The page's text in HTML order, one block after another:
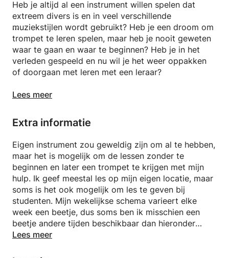
Heb je altijd al een instrument willen spelen dat
extreem divers is en in veel verschillende
muziekstijlen wordt gebruikt? Heb je een droom om
trompet te leren spelen, maar heb je nooit geweten
waar te gaan en waar te beginnen? Heb je in het
verleden gespeeld en nu wil je het weer oppakken
of doorgaan met leren met een leraar?
Uw situatie kan hierboven worden beschreven of
hoogwaardige, studentgerichte trompetlessen met
jarenlange onderwijservaring. Mijn doel is om je te
helpen je doelen te bereiken met alles wat je met
het instrument wilt leren, en je ook uitrusten met
goede instrumenttechniek en algemene kennis van
muziektheorie. Ik heb zowel klassieke als
jazzmuziek gestudeerd en speelde ook pop, funk en
andere muziekstijlen. Ik ben onlangs afgestudeerd
aan het Conservatorium van Amsterdam. Naast
trompet spelen ben ik ook een zanger en
componist. Ik wil je graag leren wat ik weet van
deze werkterreinen. Ik hoop je te zien tijdens mijn
Lees meer
Extra informatie
Eigen instrument zou geweldig zijn om al te hebben,
maar het is mogelijk om de lessen zonder te
beginnen en later een trompet te krijgen met mijn
hulp. Ik geef meestal les op mijn eigen locatie, maar
soms is het ook mogelijk om les te geven bij
studenten. Mijn wekelijkse schema varieert elke
week een beetje, dus soms ben ik misschien een
beetje andere tijden beschikbaar dan hieronder
vermeld, dus aarzel niet om een tijd voor te stellen
Lees meer